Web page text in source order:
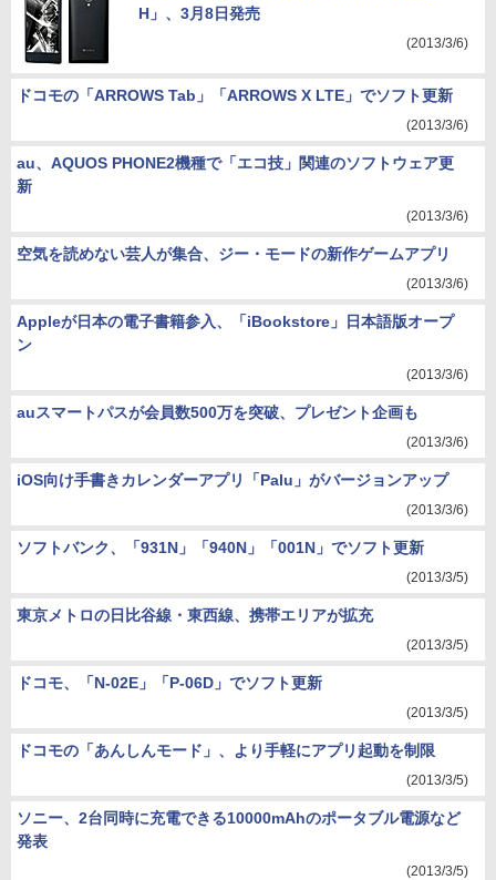
H」、3月8日発売
(2013/3/6)
ドコモの「ARROWS Tab」「ARROWS X LTE」でソフト更新
(2013/3/6)
au、AQUOS PHONE2機種で「エコ技」関連のソフトウェア更
新
(2013/3/6)
空気を読めない芸人が集合、ジー・モードの新作ゲームアプリ
(2013/3/6)
Appleが日本の電子書籍参入、「iBookstore」日本語版オープ
ン
(2013/3/6)
auスマートパスが会員数500万を突破、プレゼント企画も
(2013/3/6)
iOS向け手書きカレンダーアプリ「Palu」がバージョンアップ
(2013/3/6)
ソフトバンク、「931N」「940N」「001N」でソフト更新
(2013/3/5)
東京メトロの日比谷線・東西線、携帯エリアが拡充
(2013/3/5)
ドコモ、「N-02E」「P-06D」でソフト更新
(2013/3/5)
ドコモの「あんしんモード」、より手軽にアプリ起動を制限
(2013/3/5)
ソニー、2台同時に充電できる10000mAhのポータブル電源など
発表
(2013/3/5)